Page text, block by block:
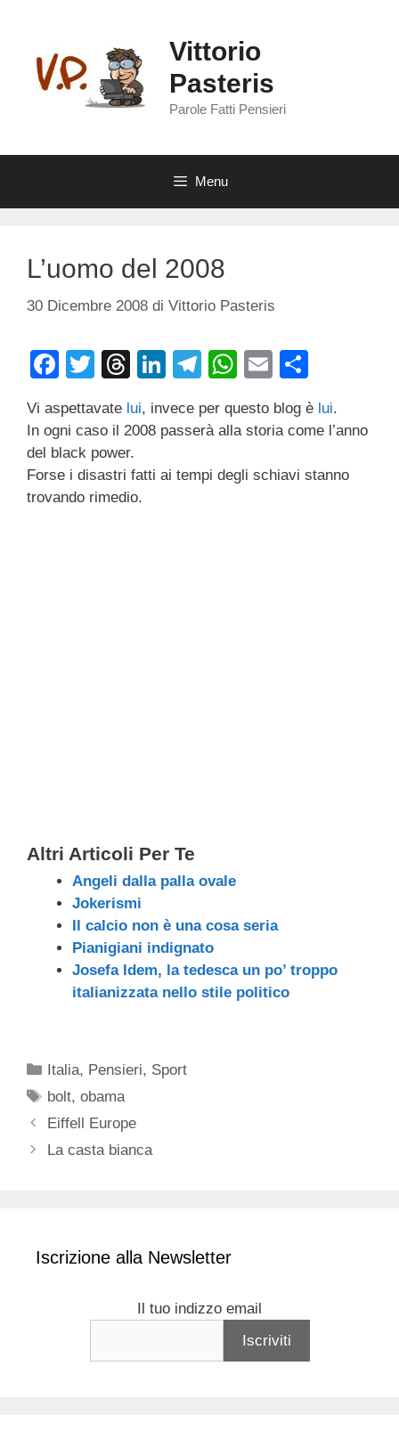
contenuto
Vittorio
Pasteris
Parole Fatti Pensieri
Menu
L’uomo del 2008
30 Dicembre 2008 di Vittorio Pasteris
F
c
e
b
o
T
tt
er
T
e
a
d
s
Li
k
dI
T
e
a
W
at
A
E
ail n
vi
Vi aspettavate lui, invece per questo blog è lui.
In ogni caso il 2008 passerà alla storia come l’anno
del black power.
Forse i disastri fatti ai tempi degli schiavi stanno
trovando rimedio.
Altri Articoli Per Te
Angeli dalla palla ovale
Jokerismi
Il calcio non è una cosa seria
Pianigiani indignato
Josefa Idem, la tedesca un po’ troppo
italianizzata nello stile politico
Categorie
Italia, Pensieri, Sport
Tag
bolt,obama
Eiffell Europe
La casta bianca
Iscrizione alla Newsletter
Il tuo indizzo email